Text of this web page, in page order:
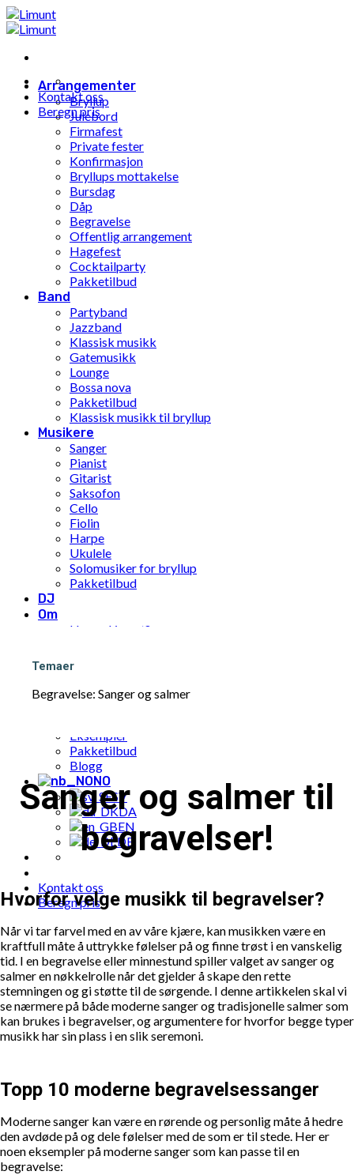
Gå
til
Arrangementer
Bryllup
Julebord
Firmafest
Private fester
Konfirmasjon
Bryllups mottakelse
Bursdag
Dåp
Begravelse
Offentlig arrangement
Hagefest
Cocktailparty
Pakketilbud
Band
Partyband
Jazzband
Klassisk musikk
Gatemusikk
Lounge
Bossa nova
Pakketilbud
Klassisk musikk til bryllup
Musikere
Sanger
Pianist
Gitarist
Saksofon
Cello
Fiolin
Harpe
Ukulele
Solomusiker for bryllup
Pakketilbud
DJ
Om
Hva er Limunt?
FNs mål for bærekraftig utvikling
Pris
Inspirasjon
Eksempler
Pakketilbud
Blogg
NO
SV
DA
EN
DE
Kontakt oss
Beregn pris
Kontakt oss
Beregn pris
Temaer
Begravelse: Sanger og salmer
Sanger og salmer til
begravelser!
Hvorfor velge musikk til begravelser?
Når vi tar farvel med en av våre kjære, kan musikken være en
kraftfull måte å uttrykke følelser på og finne trøst i en vanskelig
tid. I en begravelse eller minnestund spiller valget av sanger og
salmer en nøkkelrolle når det gjelder å skape den rette
stemningen og gi støtte til de sørgende. I denne artikkelen skal vi
se nærmere på både moderne sanger og tradisjonelle salmer som
kan brukes i begravelser, og argumentere for hvorfor begge typer
musikk har sin plass i en slik seremoni.
Topp 10 moderne begravelsessanger
Moderne sanger kan være en rørende og personlig måte å hedre
den avdøde på og dele følelser med de som er til stede. Her er
noen eksempler på moderne sanger som kan passe til en
begravelse: